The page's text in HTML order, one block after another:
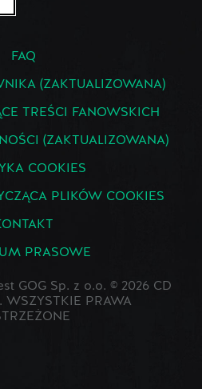
FAQ
(ZAKTUALIZOWANA)
TREŚCI FANOWSKICH
(ZAKTUALIZOWANA)
COOKIES
PLIKÓW COOKIES
PRASOWE
GOG Sp. z o.o. © 2026 CD
WSZYSTKIE PRAWA